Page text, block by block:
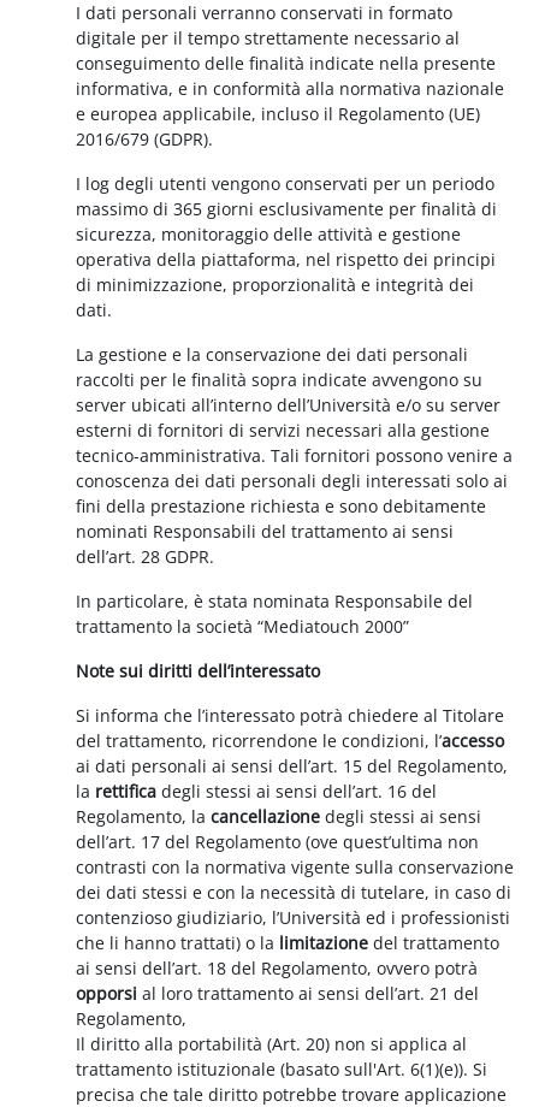
I dati personali verranno conservati in formato
digitale per il tempo strettamente necessario al
conseguimento delle finalità indicate nella presente
informativa, e in conformità alla normativa nazionale
e europea applicabile, incluso il Regolamento (UE)
2016/679 (GDPR).
I log degli utenti vengono conservati per un periodo
massimo di 365 giorni esclusivamente per finalità di
sicurezza, monitoraggio delle attività e gestione
operativa della piattaforma, nel rispetto dei principi
di minimizzazione, proporzionalità e integrità dei
dati.
La gestione e la conservazione dei dati personali
raccolti per le finalità sopra indicate avvengono su
server ubicati all’interno dell’Università e/o su server
esterni di fornitori di servizi necessari alla gestione
tecnico-amministrativa. Tali fornitori possono venire a
conoscenza dei dati personali degli interessati solo ai
fini della prestazione richiesta e sono debitamente
nominati Responsabili del trattamento ai sensi
dell’art. 28 GDPR.
In particolare, è stata nominata Responsabile del
trattamento la società “Mediatouch 2000”
Note sui diritti dell’interessato
Si informa che l’interessato potrà chiedere al Titolare
del trattamento, ricorrendone le condizioni, l’accesso
ai dati personali ai sensi dell’art. 15 del Regolamento,
la rettificadegli stessi ai sensi dell’art. 16 del
Regolamento, lacancellazione degli stessi ai sensi
dell’art. 17 del Regolamento (ove quest’ultima non
contrasti con la normativa vigente sulla conservazione
dei dati stessi e con la necessità di tutelare, in caso di
contenzioso giudiziario, l’Università ed i professionisti
che li hanno trattati) o la limitazione del trattamento
ai sensi dell’art. 18 del Regolamento, ovvero potrà
opporsi al loro trattamento ai sensi dell’art. 21 del
Regolamento,
Il diritto alla portabilità (Art. 20) non si applica al
trattamento istituzionale (basato sull'Art. 6(1)(e)). Si
precisa che tale diritto potrebbe trovare applicazione